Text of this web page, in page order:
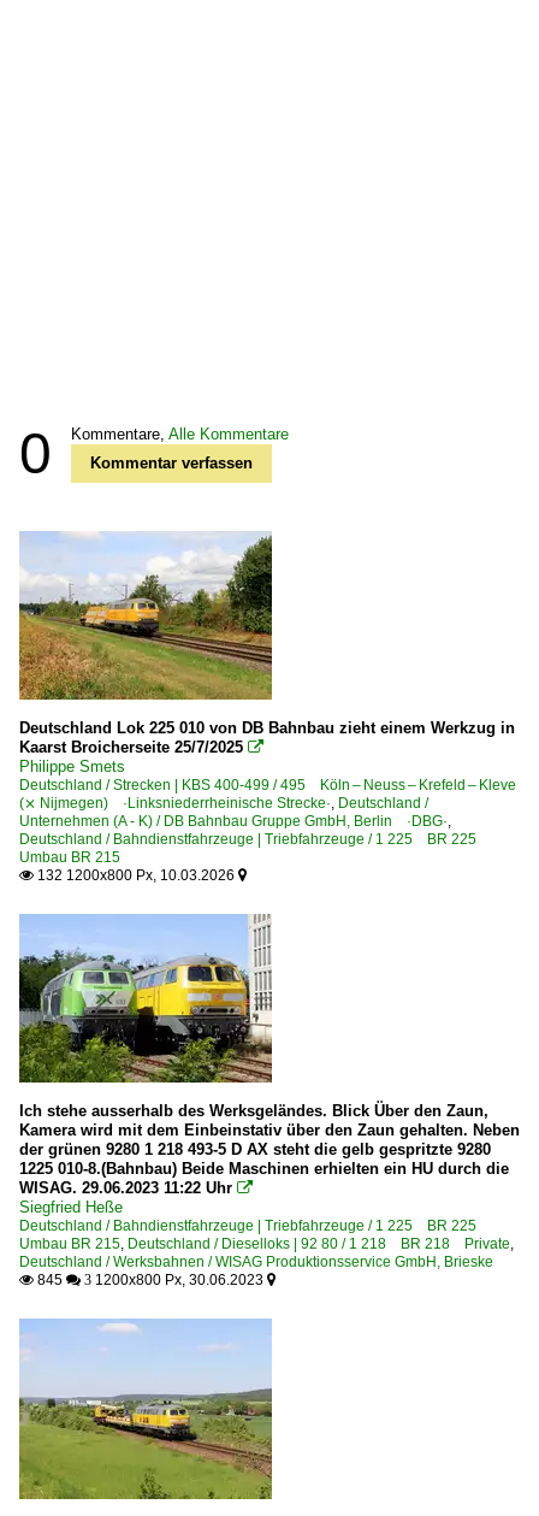
0 Kommentare, Alle Kommentare
Kommentar verfassen
Deutschland Lok 225 010 von DB Bahnbau zieht einem Werkzug in
Kaarst Broicherseite 25/7/2025 
Philippe Smets
Deutschland / Strecken | KBS 400-499 / 495 Köln – Neuss – Krefeld – Kleve
(⨯ Nijmegen) ·Linksniederrheinische Strecke·, Deutschland /
Unternehmen (A - K) / DB Bahnbau Gruppe GmbH, Berlin ·DBG·,
Deutschland / Bahndienstfahrzeuge | Triebfahrzeuge / 1 225 BR 225
Umbau BR 215
 132 1200x800 Px, 10.03.2026 
Ich stehe ausserhalb des Werksgeländes. Blick Über den Zaun,
Kamera wird mit dem Einbeinstativ über den Zaun gehalten. Neben
der grünen 9280 1 218 493-5 D AX steht die gelb gespritzte 9280
1225 010-8.(Bahnbau) Beide Maschinen erhielten ein HU durch die
WISAG. 29.06.2023 11:22 Uhr 
Siegfried Heße
Deutschland / Bahndienstfahrzeuge | Triebfahrzeuge / 1 225 BR 225
Umbau BR 215, Deutschland / Dieselloks | 92 80 / 1 218 BR 218 Private,
Deutschland / Werksbahnen / WISAG Produktionsservice GmbH, Brieske
 845  3 1200x800 Px, 30.06.2023 